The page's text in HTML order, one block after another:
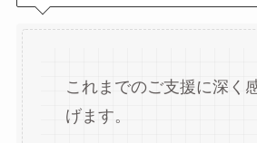
これまでのご支援に深く
げます。